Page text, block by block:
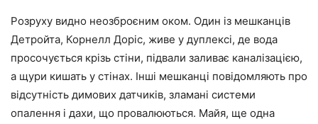
Розруху видно неозброєним оком. Один із мешканців
Детройта, Корнелл Доріс, живе у дуплексі, де вода
просочується крізь стіни, підвали заливає каналізацією,
а щури кишать у стінах. Інші мешканці повідомляють про
відсутність димових датчиків, зламані системи
опалення і дахи, що провалюються. Майя, ще одна